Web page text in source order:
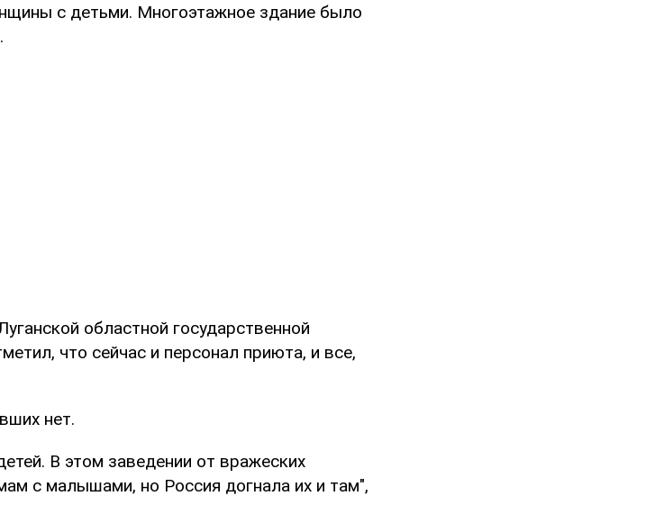
с детьми. Многоэтажное здание было
областной государственной
что сейчас и персонал приюта, и все,
нет.
В этом заведении от вражеских
с малышами, но Россия догнала их и там",